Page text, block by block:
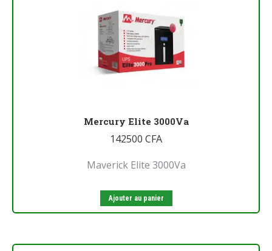
Mercury Elite 3000Va
142500 CFA
Maverick Elite 3000Va
Ajouter au panier